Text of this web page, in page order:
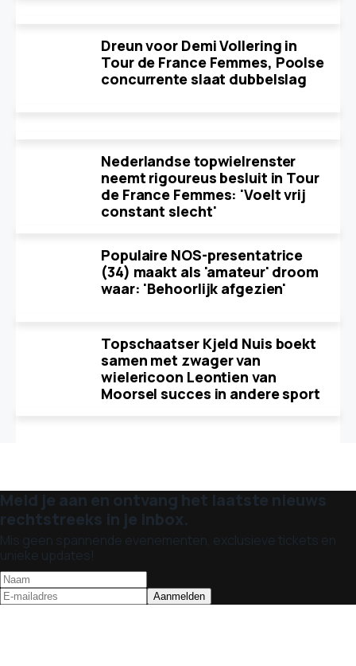
Dreun voor Demi Vollering in
Tour de France Femmes, Poolse
concurrente slaat dubbelslag
Nederlandse topwielrenster
neemt rigoureus besluit in Tour
de France Femmes: 'Voelt vrij
constant slecht'
Populaire NOS-presentatrice
(34) maakt als 'amateur' droom
waar: 'Behoorlijk afgezien'
Topschaatser Kjeld Nuis boekt
samen met zwager van
wielericoon Leontien van
Moorsel succes in andere sport
Meld je aan en ontvang het laatste nieuws
rechtstreeks in je inbox.
Mis geen spannende evenementen, exclusieve tickets en
unieke updates!